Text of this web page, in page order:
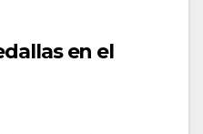
en el